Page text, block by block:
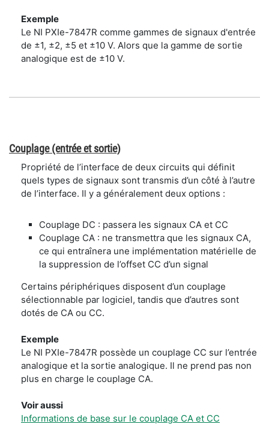
Exemple
Le NI PXIe-7847R comme gammes de signaux d'entrée
de ±1, ±2, ±5 et ±10 V. Alors que la gamme de sortie
analogique est de ±10 V.
Couplage (entrée et sortie)
Propriété de l’interface de deux circuits qui définit
quels types de signaux sont transmis d’un côté à l’autre
de l’interface. Il y a généralement deux options :
Couplage DC : passera les signaux CA et CC
Couplage CA : ne transmettra que les signaux CA,
ce qui entraînera une implémentation matérielle de
la suppression de l’offset CC d’un signal
Certains périphériques disposent d’un couplage
sélectionnable par logiciel, tandis que d’autres sont
dotés de CA ou CC.
Exemple
Le NI PXIe-7847R possède un couplage CC sur l’entrée
analogique et la sortie analogique. Il ne prend pas non
plus en charge le couplage CA.
Voir aussi
Informations de base sur le couplage CA et CC